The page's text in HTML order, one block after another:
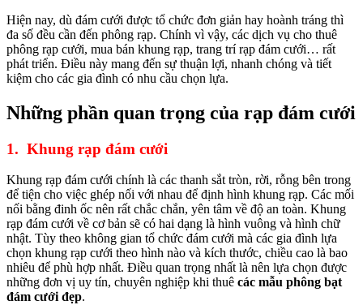
Hiện nay, dù đám cưới được tổ chức đơn giản hay hoành tráng thì
đa số đều cần đến phông rạp. Chính vì vậy, các dịch vụ cho thuê
phông rạp cưới, mua bán khung rạp, trang trí rạp đám cưới… rất
phát triển. Điều này mang đến sự thuận lợi, nhanh chóng và tiết
kiệm cho các gia đình có nhu cầu chọn lựa.
Những phần quan trọng của rạp đám cưới
1. Khung rạp đám cưới
Khung rạp đám cưới chính là các thanh sắt tròn, rời, rỗng bên trong
để tiện cho việc ghép nối với nhau để định hình khung rạp. Các mối
nối bằng đinh ốc nên rất chắc chắn, yên tâm về độ an toàn. Khung
rạp đám cưới về cơ bản sẽ có hai dạng là hình vuông và hình chữ
nhật. Tùy theo không gian tổ chức đám cưới mà các gia đình lựa
chọn khung rạp cưới theo hình nào và kích thước, chiều cao là bao
nhiêu để phù hợp nhất. Điều quan trọng nhất là nên lựa chọn được
những đơn vị uy tín, chuyên nghiệp khi thuê các mẫu phông bạt
đám cưới đẹp.